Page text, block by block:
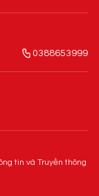
0388653999
tin và Truyền thông